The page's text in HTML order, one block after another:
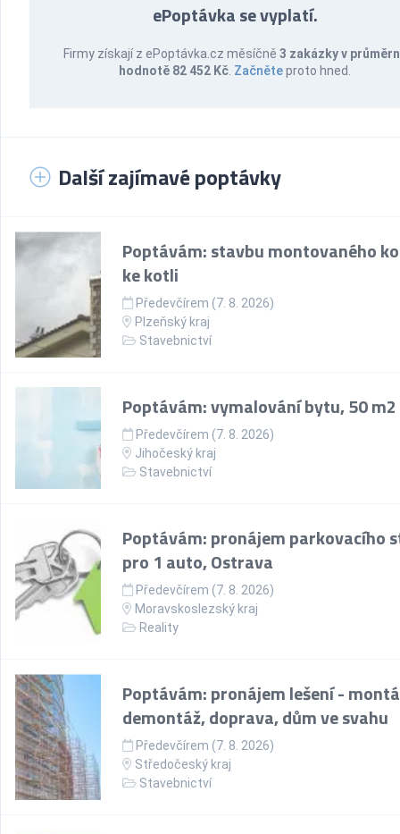
ePoptávka se vyplatí.
Firmy získají z ePoptávka.cz měsíčně 3 zakázky v
hodnotě 82 452 Kč Začněteproto hned.
Další zajímavé poptávky
Poptávám: stavbu montovaného
ke kotli
Předevčírem (7. 8. 2026)
Plzeňský kraj
Stavebnictví
Poptávám: vymalování bytu, 50 m2
Předevčírem (7. 8. 2026)
Jihočeský kraj
Stavebnictví
Poptávám: pronájem parkovacího
pro 1 auto, Ostrava
Předevčírem (7. 8. 2026)
Moravskoslezský kraj
Reality
Poptávám: pronájem lešení -
demontáž, doprava, dům ve svahu
Předevčírem (7. 8. 2026)
Středočeský kraj
Stavebnictví